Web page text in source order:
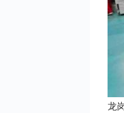
龙